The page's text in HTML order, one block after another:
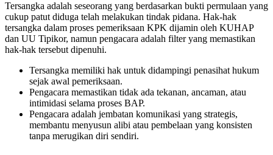
Tersangka adalah seseorang yang berdasarkan bukti permulaan yang
cukup patut diduga telah melakukan tindak pidana. Hak-hak
tersangka dalam proses pemeriksaan KPK dijamin oleh KUHAP
dan UU Tipikor, namun pengacara adalah filter yang memastikan
hak-hak tersebut dipenuhi.
Tersangka memiliki hak untuk didampingi penasihat hukum
sejak awal pemeriksaan.
Pengacara memastikan tidak ada tekanan, ancaman, atau
intimidasi selama proses BAP.
Pengacara adalah jembatan komunikasi yang strategis,
membantu menyusun alibi atau pembelaan yang konsisten
tanpa merugikan diri sendiri.